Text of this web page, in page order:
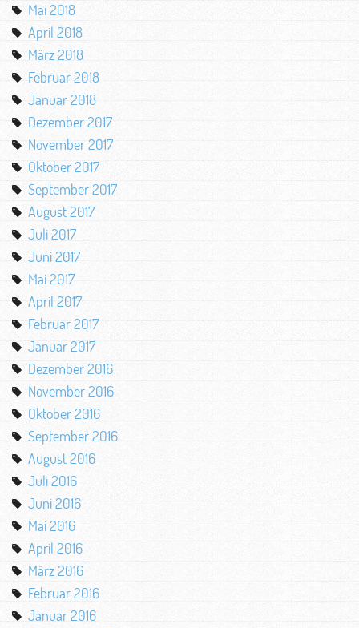
Mai 2018
April 2018
März 2018
Februar 2018
Januar 2018
Dezember 2017
November 2017
Oktober 2017
September 2017
August 2017
Juli 2017
Juni 2017
Mai 2017
April 2017
Februar 2017
Januar 2017
Dezember 2016
November 2016
Oktober 2016
September 2016
August 2016
Juli 2016
Juni 2016
Mai 2016
April 2016
März 2016
Februar 2016
Januar 2016